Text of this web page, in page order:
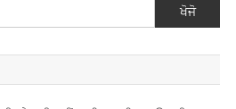
ਦੀ ਨਵੀਂ ਪਾਈਪ ਲਾਈਨ ਪਾਉਣ ਦੀ